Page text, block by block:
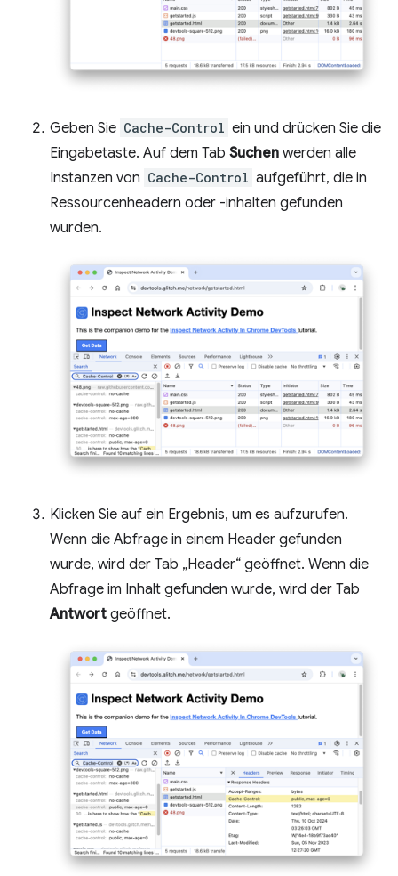
Geben Sie Cache-Control ein und drücken Sie die
Eingabetaste. Auf dem Tab Suchen werden alle
Instanzen von Cache-Control aufgeführt, die in
Ressourcenheadern oder -inhalten gefunden
wurden.
Klicken Sie auf ein Ergebnis, um es aufzurufen.
Wenn die Abfrage in einem Header gefunden
wurde, wird der Tab „Header“ geöffnet. Wenn die
Abfrage im Inhalt gefunden wurde, wird der Tab
Antwort geöffnet.